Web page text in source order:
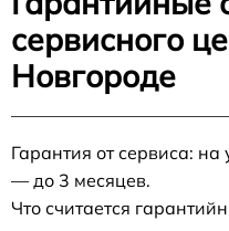
сервисного
Новгороде
Гарантия от сервиса:
— до 3 месяцев.
Что считается